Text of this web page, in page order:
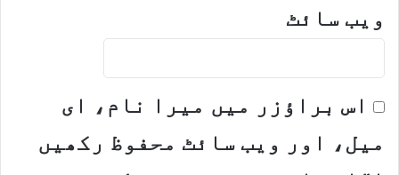
ویب‌ سائٹ
اس براؤزر میں میرا نام، ای
میل، اور ویب سائٹ محفوظ رکھیں